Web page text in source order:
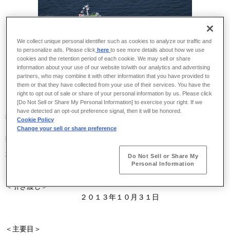
川崎重工は、１０月３１日に鶴見サンマリン株式会社向けＬＮＧ運
搬船「鶴佑丸」（当社第１７０６番船）を引き渡しました。本船
は、当社が開発した貨物タンク容積２，５００ｍ
搬船の第５番船となります。
本船の引き渡し、主要目ならびに特長は次のとおりです。
＜引き渡し＞
２０１３年１０月３１日
＜主要目＞
We collect unique personal identifier such as cookies to analyze our traffic and
to personalize ads. Please click hereto see more details about how we use
cookies and the retention period of each cookie. We may sell or share
information about your use of our website to/with our analytics and advertising
partners, who may combine it with other information that you have provided to
them or that they have collected from your use of their services. You have the
right to opt out of sale or share of your personal information by us. Please click
[Do Not Sell or Share My Personal Information] to exercise your right. If we
have detected an opt-out preference signal, then it will be honored.
Cookie Policy
Change your sell or share preference
Do Not Sell or Share My
Personal Information